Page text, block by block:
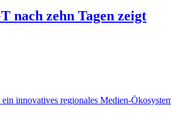
nach zehn Tagen zeigt
innovatives regionales Medien-